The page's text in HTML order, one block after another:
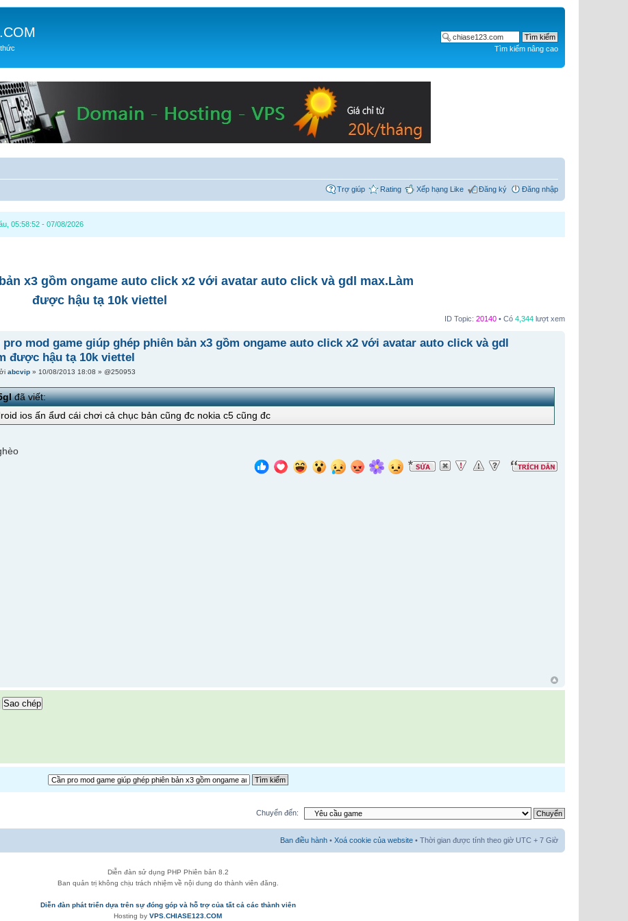
Tìm kiếm nâng cao
Trợ giúp Rating Xếp hạng Like Đăng ký Đăng nhập
05:58:52 - 07/08/2026
x3 gồm ongame auto click x2 với avatar auto click và gdl max.Làm
được hậu tạ 10k viettel
ID Topic: 20140 • Có 4,344 lượt xem
pro mod game giúp ghép phiên bản x3 gồm ongame auto click x2 với avatar auto click và gdl
được hậu tạ 10k viettel
abcvip » 10/08/2013 18:08 » @250953
đã viết:
ios ấn ẩưd cái chơi cả chục bản cũng đc nokia c5 cũng đc
Sao chép
Chuyển đến:
Ban điều hành • Xoá cookie của website • Thời gian được tính theo giờ UTC + 7 Giờ
Diễn đàn sử dụng PHP Phiên bản 8.2
Ban quản trị không chịu trách nhiệm về nội dung do thành viên đăng.
Diễn đàn phát triển dựa trên sự đóng góp và hỗ trợ của tất cả các thành viên
Hosting by VPS.CHIASE123.COM